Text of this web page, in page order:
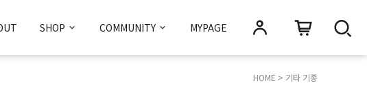
SHOP COMMUNITY MYPAGE
HOME > 기타 기종